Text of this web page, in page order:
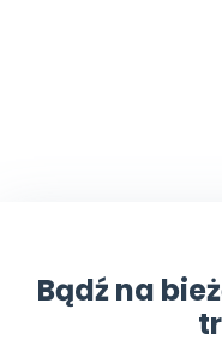
Bądź na